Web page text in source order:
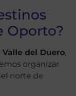
Oporto?
Valle del Duero,
organizar
norte de